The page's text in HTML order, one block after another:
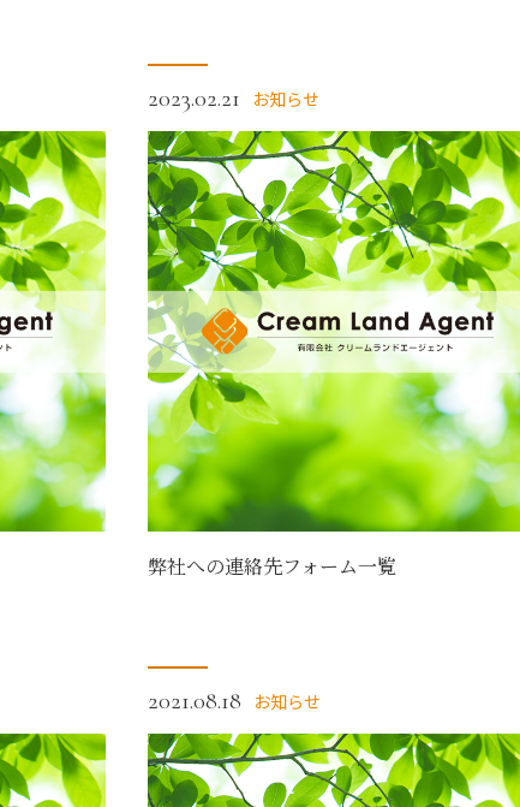
2023.02.21 お知らせ
弊社への連絡先フォーム一覧
2021.08.18 お知らせ